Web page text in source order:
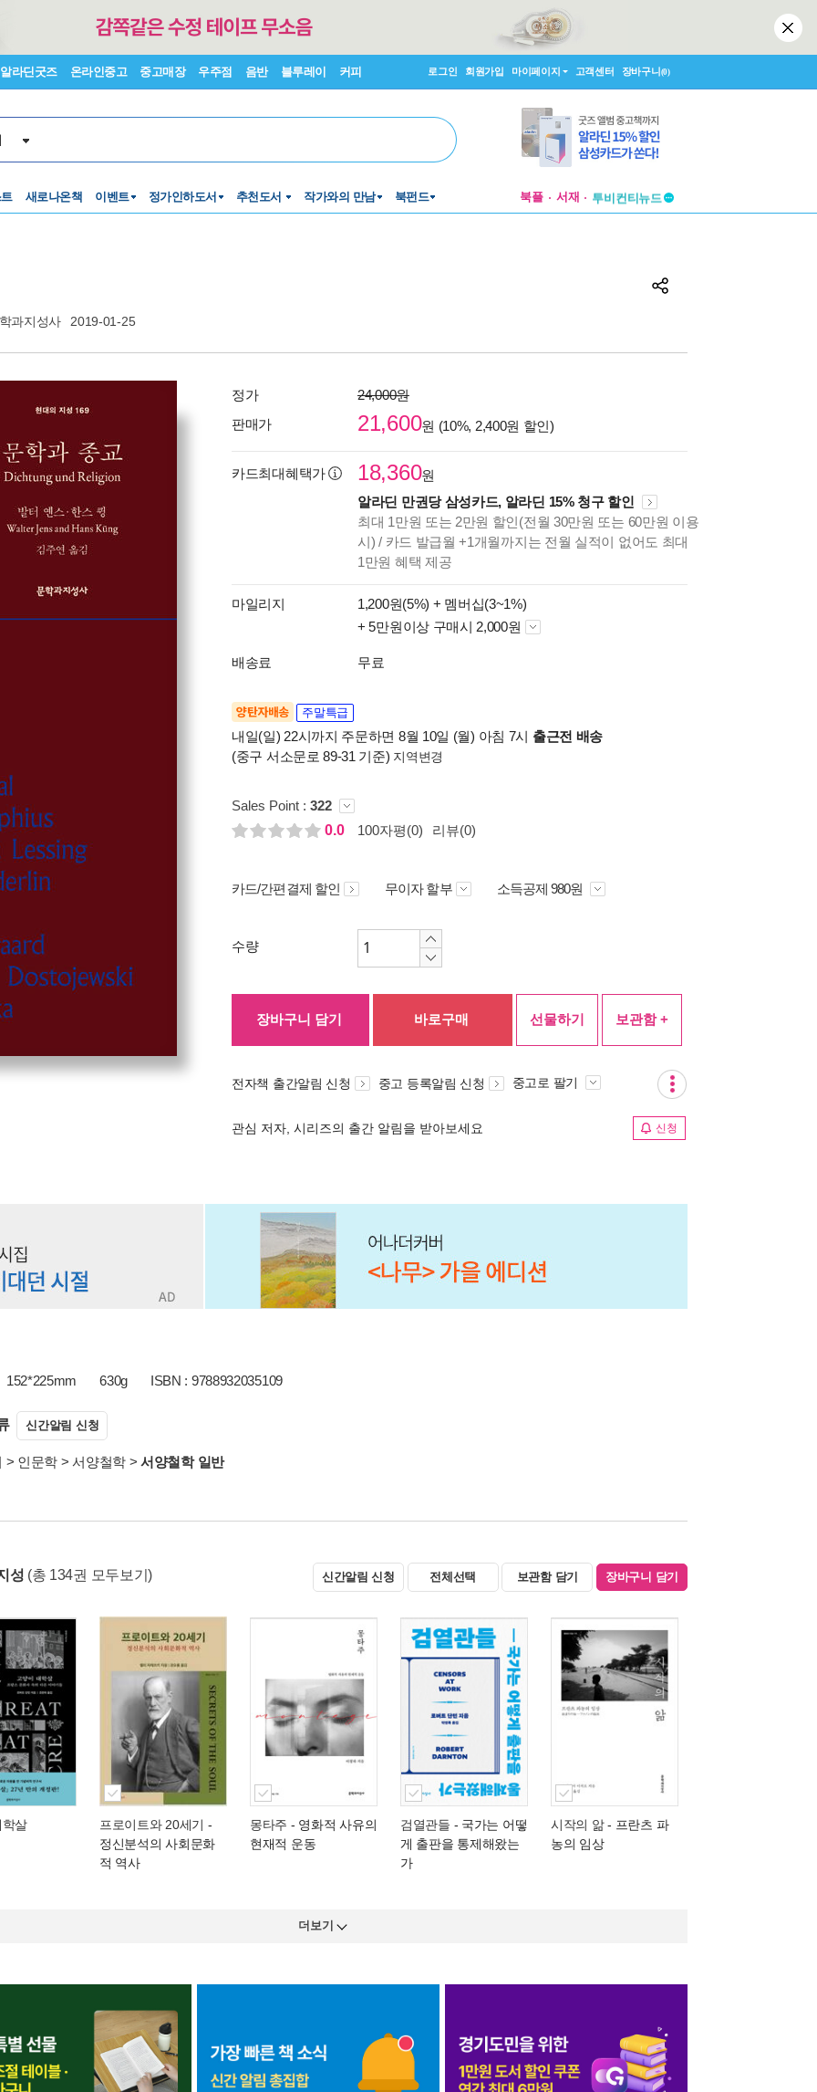
알라딘굿즈 온라인중고 중고매장 우주점 음반 블루레이 커피 로그인 회원가입 마이페이지 고객센터 장바구니(0)
새로나온책 이벤트 정가인하도서 추천도서 작가와의 만남 북펀드 북플 서재
투비컨티뉴드
과지성사 2019-01-25
정가
24,000원
판매가
21,600원 (10%, 2,400원 할인)
카드최대혜택가 18,360원
알라딘 만권당 삼성카드, 알라딘 15% 청구 할인
최대 1만원 또는 2만원 할인(전월 30만원 또는 60만원 이용
시) / 카드 발급월 +1개월까지는 전월 실적이 없어도 최대
1만원 혜택 제공
마일리지 1,200원(5%) + 멤버십(3~1%)
+ 5만원이상 구매시 2,000원
배송료 무료
양탄자배송 주말특급
내일(일) 22시까지 주문하면 8월 10일 (월) 아침 7시 출근전 배송
(중구 서소문로 89-31 기준) 지역변경
Sales Point : 322
0.0
100자평(0) 리뷰(0)
카드/간편결제 할인 무이자 할부 소득공제 980원
수량
장바구니 담기 바로구매 선물하기 보관함 +
전자책 출간알림 신청 중고 등록알림 신청 중고로 팔기
관심 저자, 시리즈의 출간 알림을 받아보세요 신청
152*225mm 630g ISBN : 9788932035109
신간알림 신청
> 인문학 >서양철학>서양철학 일반
성 (총 134권 모두보기) 신간알림 신청 전체선택 보관함 담기 장바구니 담기
살 프로이트와 20세기 -
정신분석의 사회문화
적 역사
몽타주 - 영화적 사유의
현재적 운동
검열관들 - 국가는 어떻
게 출판을 통제해왔는
가
시작의 앎- 프란츠 파
농의 임상
더보기